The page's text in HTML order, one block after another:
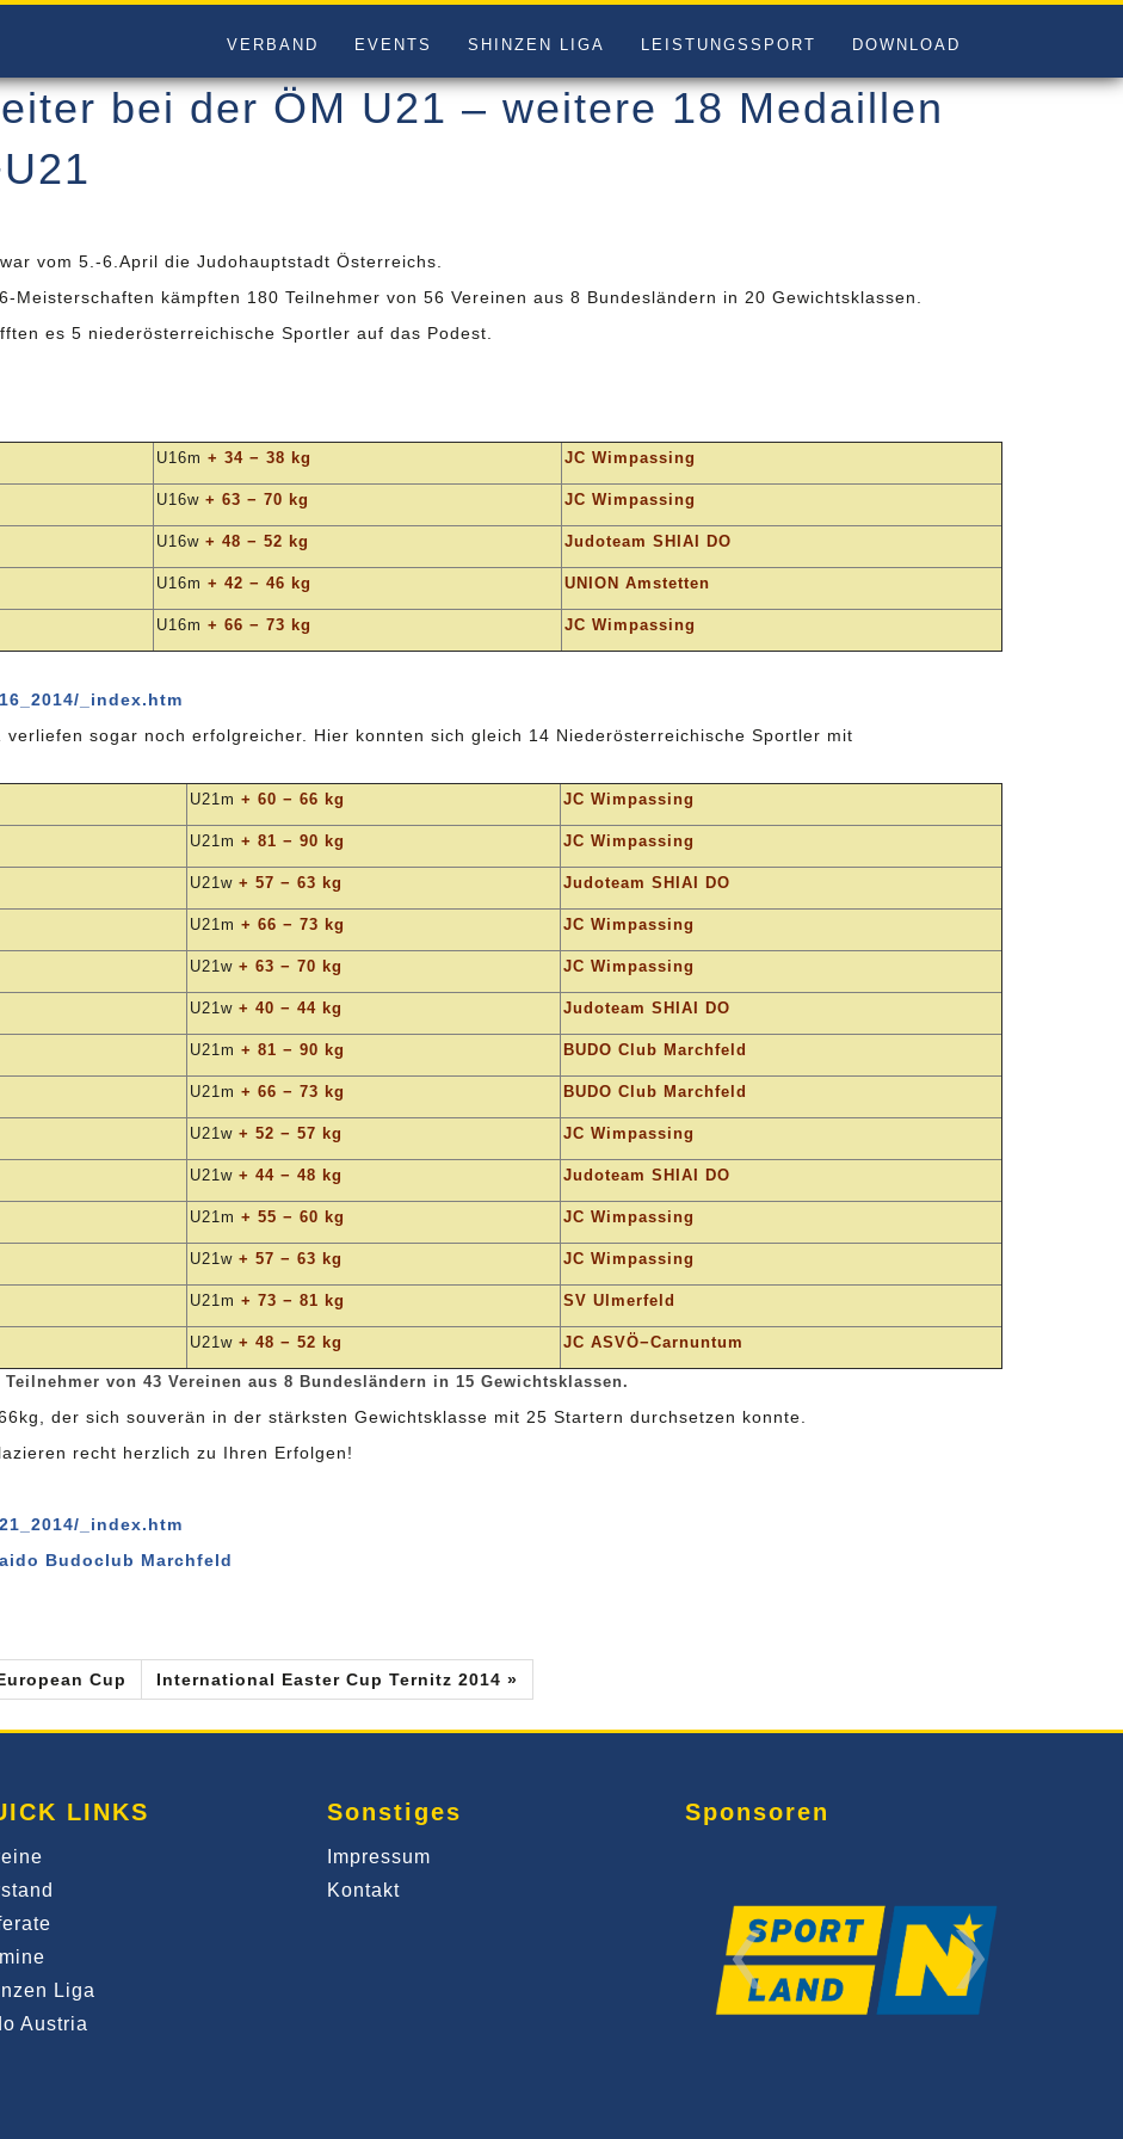
VERBAND EVENTS SHINZEN LIGA LEISTUNGSSPORT DOWNLOAD
bei der ÖM U21 – weitere 18 Medaillen
vom 5.-6.April die Judohauptstadt Österreichs.
Meisterschaften kämpften 180 Teilnehmer von 56 Vereinen aus 8 Bundesländern in 20 Gewichtsklassen.
es 5 niederösterreichische Sportler auf das Podest.
U16m + 34 − 38 kg JC Wimpassing
U16w + 63 − 70 kg JC Wimpassing
U16w + 48 − 52 kg Judoteam SHIAI DO
U16m + 42 − 46 kg UNION Amstetten
U16m + 66 − 73 kg JC Wimpassing
_index.htm
sogar noch erfolgreicher. Hier konnten sich gleich 14 Niederösterreichische Sportler mit
U21m + 60 − 66 kg JC Wimpassing
U21m + 81 − 90 kg JC Wimpassing
U21w + 57 − 63 kg Judoteam SHIAI DO
U21m + 66 − 73 kg JC Wimpassing
U21w + 63 − 70 kg JC Wimpassing
U21w + 40 − 44 kg Judoteam SHIAI DO
U21m + 81 − 90 kg BUDO Club Marchfeld
U21m + 66 − 73 kg BUDO Club Marchfeld
U21w + 52 − 57 kg JC Wimpassing
U21w + 44 − 48 kg Judoteam SHIAI DO
U21m + 55 − 60 kg JC Wimpassing
U21w + 57 − 63 kg JC Wimpassing
U21m + 73 − 81 kg SV Ulmerfeld
U21w + 48 − 52 kg JC ASVÖ−Carnuntum
von 43 Vereinen aus 8 Bundesländern in 15 Gewichtsklassen.
der sich souverän in der stärksten Gewichtsklasse mit 25 Startern durchsetzen konnte.
recht herzlich zu Ihren Erfolgen!
_index.htm
Budoclub Marchfeld
Cup International Easter Cup Ternitz 2014 »
LINKS
Liga
Austria
Sonstiges
Impressum
Kontakt
Sponsoren